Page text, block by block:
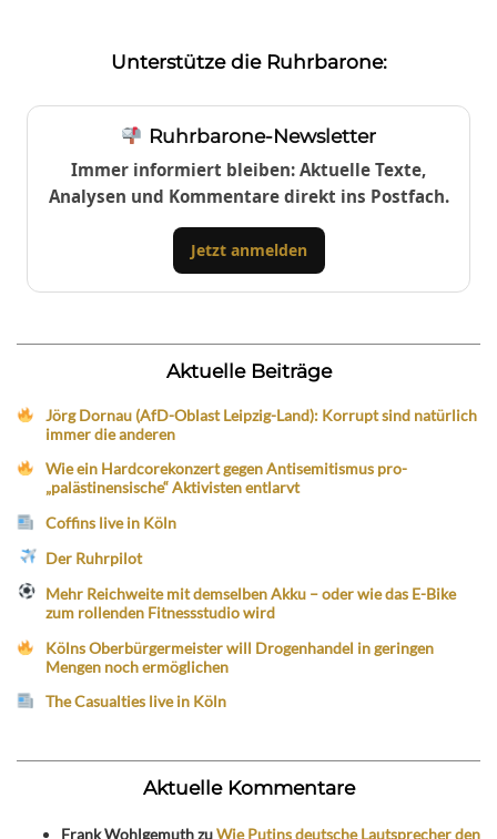
Unterstütze die Ruhrbarone:
Ruhrbarone-Newsletter
Immer informiert bleiben: Aktuelle Texte,
Analysen und Kommentare direkt ins Postfach.
Jetzt anmelden
Aktuelle Beiträge
Jörg Dornau (AfD-Oblast Leipzig-Land): Korrupt sind natürlich
immer die anderen
Wie ein Hardcorekonzert gegen Antisemitismus pro-
„palästinensische“ Aktivisten entlarvt
Coffins live in Köln
Der Ruhrpilot
Mehr Reichweite mit demselben Akku – oder wie das E-Bike
zum rollenden Fitnessstudio wird
Kölns Oberbürgermeister will Drogenhandel in geringen
Mengen noch ermöglichen
The Casualties live in Köln
Aktuelle Kommentare
Frank WohlgemuthzuWie Putins deutsche Lautsprecher den